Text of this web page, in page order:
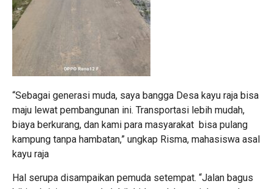
“Sebagai generasi muda, saya bangga Desa kayu raja bisa
maju lewat pembangunan ini. Transportasi lebih mudah,
biaya berkurang, dan kami para masyarakat bisa pulang
kampung tanpa hambatan,” ungkap Risma, mahasiswa asal
kayu raja
Hal serupa disampaikan pemuda setempat. “Jalan bagus